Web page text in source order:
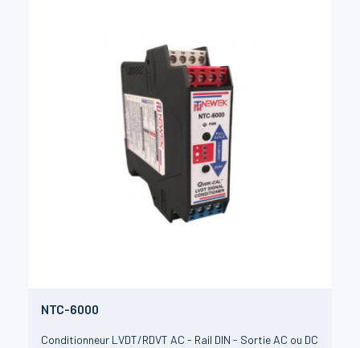
NTC-6000
Conditionneur LVDT/RDVT AC - Rail DIN - Sortie AC ou DC